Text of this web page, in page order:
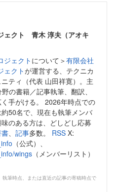
ェクト 青木 淳夫（アオキ
ジェクト について＞有限会社
ェクトが運営する、テクニカ
ティ（代表 山田祥寛）。主
の書籍／記事執筆、翻訳、
手がける。 2026年時点での
50名で、現在も執筆メンバ
味のある方は、どしどし応募
、 記事多数。 RSS X:
（公式）、
wings （メンバーリスト）
執筆時点、または直近の記事の寄稿時点で